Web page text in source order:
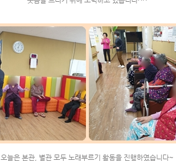
오늘은 본관, 별관 모두 노래부르기 활동을 진행하였습니다~